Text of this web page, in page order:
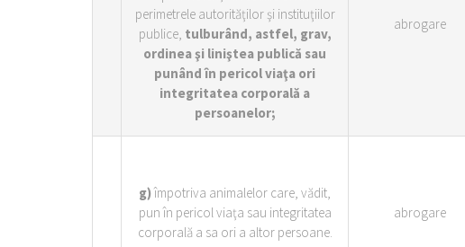
perimetrele autorităţilor şi instituţiilor
publice, tulburând, astfel, grav,
ordinea şi liniştea publică sau
punând în pericol viaţa ori
integritatea corporală a
persoanelor;
abrogare
g)împotriva animalelor care, vădit,
pun în pericol viaţa sau integritatea
corporală a sa ori a altor persoane.
abrogare